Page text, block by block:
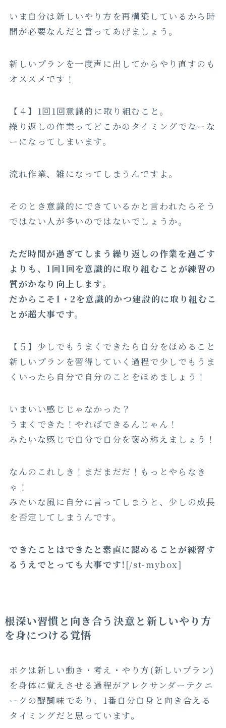
いま自分は新しいやり方を再構築しているから時
間が必要なんだと言ってあげましょう。
新しいプランを一度声に出してからやり直すのも
オススメです！
【４】1回1回意識的に取り組むこと。
繰り返しの作業ってどこかのタイミングでなーな
ーになってしまいます。
流れ作業、雑になってしまうんですよ。
そのとき意識的にできているかと言われたらそう
ではない人が多いのではないでしょうか。
ただ時間が過ぎてしまう繰り返しの作業を過ごす
よりも、1回1回を意識的に取り組むことが練習の
質がかなり向上します。
だからこそ1・2を意識的かつ建設的に取り組むこ
とが超大事です。
【５】少しでもうまくできたら自分をほめること
新しいプランを習得していく過程で少しでもうま
くいったら自分で自分のことをほめましょう！
いまいい感じじゃなかった？
うまくできた！やればできるんじゃん！
みたいな感じで自分で自分を褒め称えましょう！
なんのこれしき！まだまだだ！もっとやらなき
ゃ！
みたいな風に自分に言ってしまうと、少しの成長
を否定してしまうんです。
できたことはできたと素直に認めることが練習す
るうえでとっても大事です! [/st-mybox]
根深い習慣と向き合う決意と新しいやり方
を身につける覚悟
ボクは新しい動き・考え・やり方(新しいプラン)
を身体に覚えさせる過程がアレクサンダーテクニ
ークの醍醐味であり、1番自分自身と向き合える
タイミングだと思っています。